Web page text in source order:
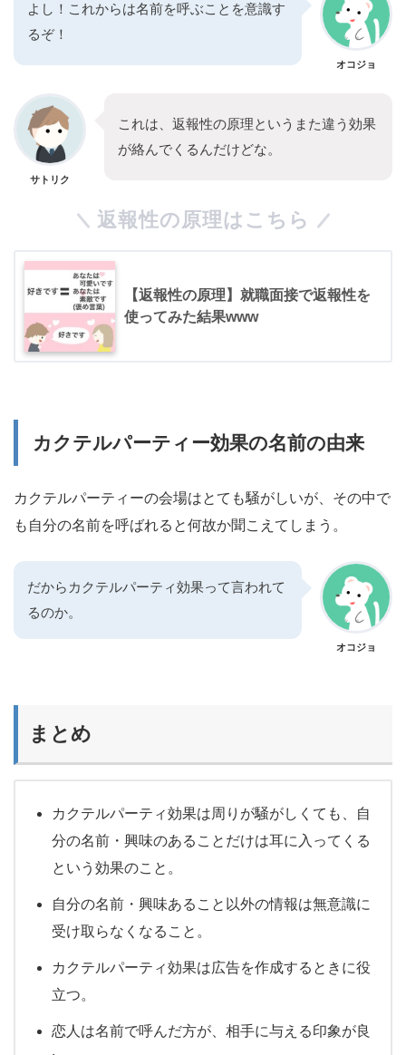
よし！これからは名前を呼ぶことを意識す
るぞ！
オコジョ
サトリク
これは、返報性の原理というまた違う効果
が絡んでくるんだけどな。
返報性の原理はこちら
【返報性の原理】就職面接で返報性を
使ってみた結果www
カクテルパーティー効果の名前の由来
カクテルパーティーの会場はとても騒がしいが、その中で
も自分の名前を呼ばれると何故か聞こえてしまう。
だからカクテルパーティ効果って言われて
るのか。
オコジョ
まとめ
カクテルパーティ効果は周りが騒がしくても、自
分の名前・興味のあることだけは耳に入ってくる
という効果のこと。
自分の名前・興味あること以外の情報は無意識に
受け取らなくなること。
カクテルパーティ効果は広告を作成するときに役
立つ。
恋人は名前で呼んだ方が、相手に与える印象が良